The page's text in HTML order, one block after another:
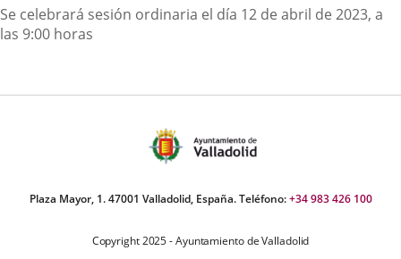
Descripción
Se celebrará sesión ordinaria el día 12 de abril de 2023, a
las 9:00 horas
Plaza Mayor, 1. 47001 Valladolid, España. Teléfono:+34 983 426 100
Copyright 2025 - Ayuntamiento de Valladolid